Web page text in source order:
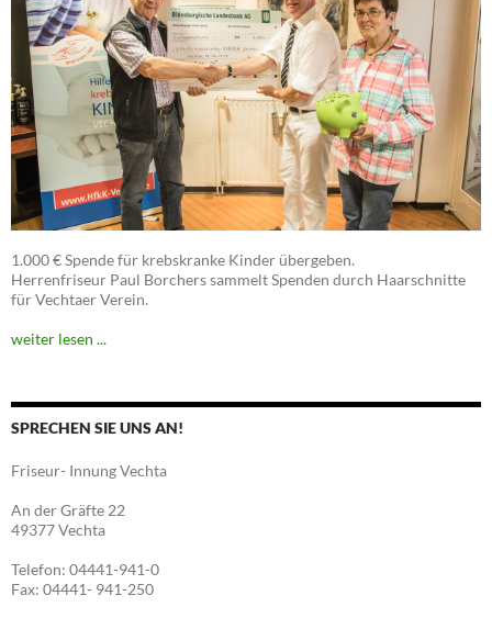
1.000 € Spende für krebskranke Kinder übergeben.
Herrenfriseur Paul Borchers sammelt Spenden durch Haarschnitte
für Vechtaer Verein.
weiter lesen ...
SPRECHEN SIE UNS AN!
Friseur- Innung Vechta
An der Gräfte 22
49377 Vechta
Telefon: 04441-941-0
Fax: 04441- 941-250